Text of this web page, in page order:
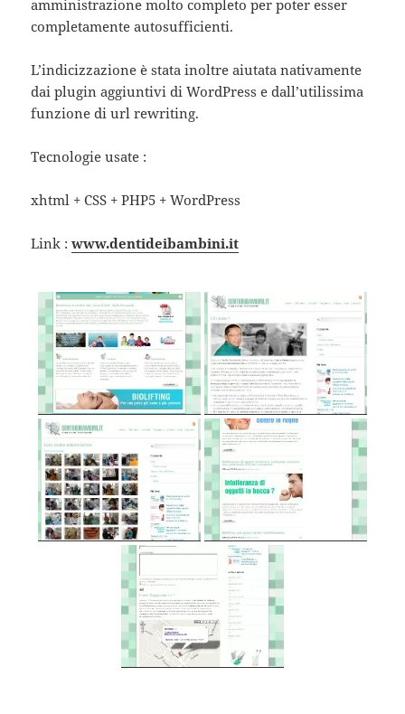
amministrazione molto completo per poter esser
completamente autosufficienti.
L’indicizzazione è stata inoltre aiutata nativamente
dai plugin aggiuntivi di WordPress e dall’utilissima
funzione di url rewriting.
Tecnologie usate :
xhtml + CSS + PHP5 + WordPress
Link :www.dentideibambini.it